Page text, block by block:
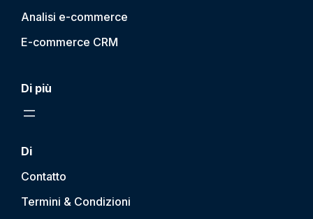
Analisi e-commerce
E-commerce CRM
Di più
Di
Contatto
Termini & Condizioni